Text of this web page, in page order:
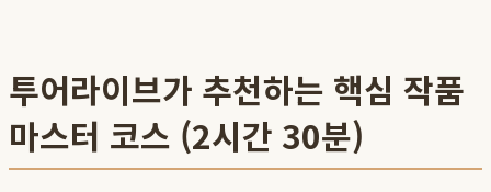
투어라이브가 추천하는 핵심 작품
마스터 코스 (2시간 30분)